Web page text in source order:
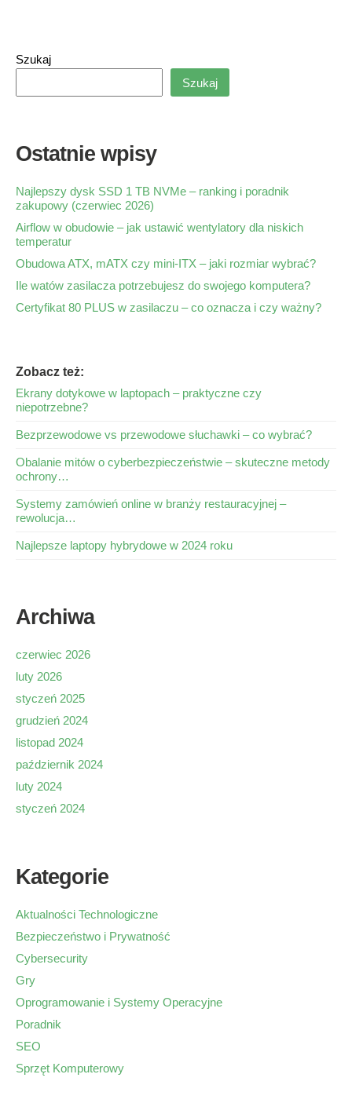
Szukaj
Szukaj
Ostatnie wpisy
Najlepszy dysk SSD 1 TB NVMe – ranking i poradnik
zakupowy (czerwiec 2026)
Airflow w obudowie – jak ustawić wentylatory dla niskich
temperatur
Obudowa ATX, mATX czy mini-ITX – jaki rozmiar wybrać?
Ile watów zasilacza potrzebujesz do swojego komputera?
Certyfikat 80 PLUS w zasilaczu – co oznacza i czy ważny?
Zobacz też:
Ekrany dotykowe w laptopach – praktyczne czy
niepotrzebne?
Bezprzewodowe vs przewodowe słuchawki – co wybrać?
Obalanie mitów o cyberbezpieczeństwie – skuteczne metody
ochrony…
Systemy zamówień online w branży restauracyjnej –
rewolucja…
Najlepsze laptopy hybrydowe w 2024 roku
Archiwa
czerwiec 2026
luty 2026
styczeń 2025
grudzień 2024
listopad 2024
październik 2024
luty 2024
styczeń 2024
Kategorie
Aktualności Technologiczne
Bezpieczeństwo i Prywatność
Cybersecurity
Gry
Oprogramowanie i Systemy Operacyjne
Poradnik
SEO
Sprzęt Komputerowy